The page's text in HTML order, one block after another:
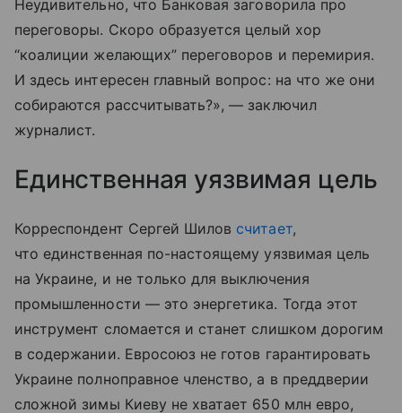
Неудивительно, что Банковая заговорила про
переговоры. Скоро образуется целый хор
“коалиции желающих” переговоров и перемирия.
И здесь интересен главный вопрос: на что же они
собираются рассчитывать?», — заключил
журналист.
Единственная уязвимая цель
Корреспондент Сергей Шилов считает,
что единственная по-настоящему уязвимая цель
на Украине, и не только для выключения
промышленности — это энергетика. Тогда этот
инструмент сломается и станет слишком дорогим
в содержании. Евросоюз не готов гарантировать
Украине полноправное членство, а в преддверии
сложной зимы Киеву не хватает 650 млн евро,